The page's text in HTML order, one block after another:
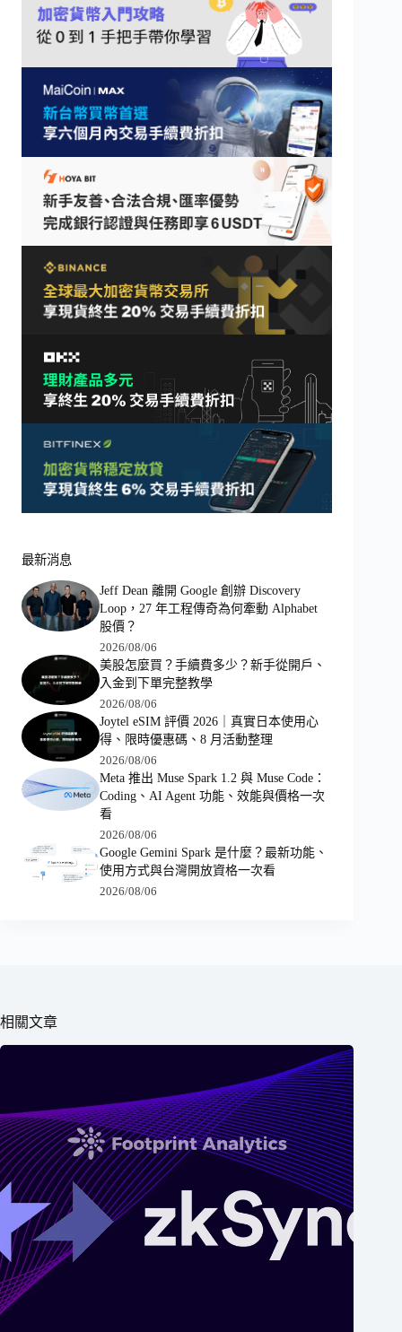
最新消息
Jeff Dean 離開 Google 創辦 Discovery
Loop，27 年工程傳奇為何牽動 Alphabet
股價？
2026/08/06
美股怎麼買？手續費多少？新手從開戶、
入金到下單完整教學
2026/08/06
Joytel eSIM 評價 2026｜真實日本使用心
得、限時優惠碼、8 月活動整理
2026/08/06
Meta 推出 Muse Spark 1.2 與 Muse Code：
Coding、AI Agent 功能、效能與價格一次
看
2026/08/06
Google Gemini Spark 是什麼？最新功能、
使用方式與台灣開放資格一次看
2026/08/06
相關文章